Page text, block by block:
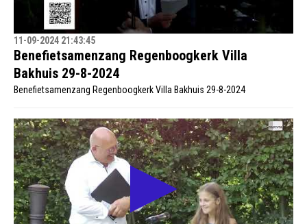
11-09-2024 21:43:45
Benefietsamenzang Regenboogkerk Villa
Bakhuis 29-8-2024
Benefietsamenzang Regenboogkerk Villa Bakhuis 29-8-2024